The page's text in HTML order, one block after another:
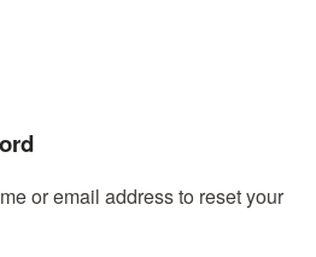
or email address to reset your